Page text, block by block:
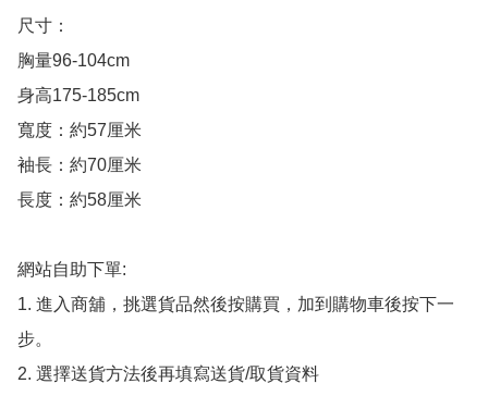
尺寸：
胸量96-104cm
身高175-185cm
寬度：約57厘米
袖長：約70厘米
長度：約58厘米
網站自助下單:
1. 進入商舖，挑選貨品然後按購買，加到購物車後按下一
步。
2. 選擇送貨方法後再填寫送貨/取貨資料